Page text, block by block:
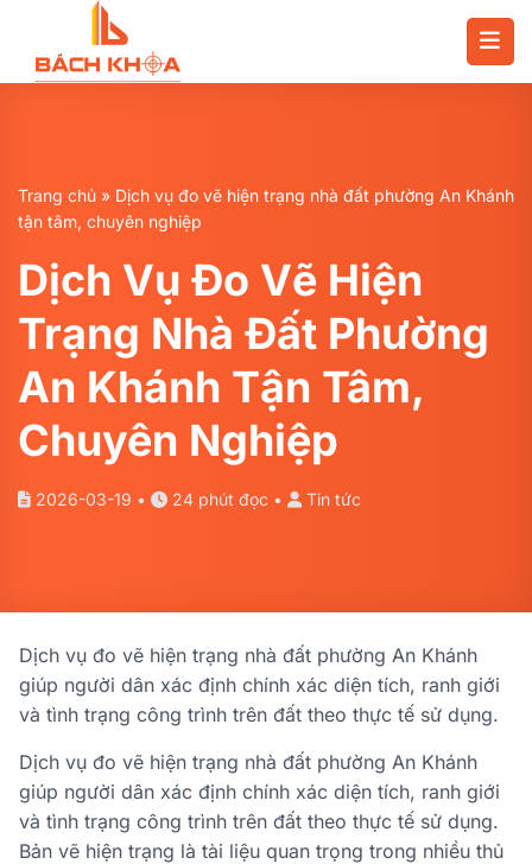
Trang chủ » Dịch vụ đo vẽ hiện trạng nhà đất phường An Khánh
tận tâm, chuyên nghiệp
Dịch Vụ Đo Vẽ Hiện
Trạng Nhà Đất Phường
An Khánh Tận Tâm,
Chuyên Nghiệp
2026-03-19 • 24 phút đọc • Tin tức
Dịch vụ đo vẽ hiện trạng nhà đất phường An Khánh
giúp người dân xác định chính xác diện tích, ranh giới
và tình trạng công trình trên đất theo thực tế sử dụng.
Dịch vụ đo vẽ hiện trạng nhà đất phường An Khánh
giúp người dân xác định chính xác diện tích, ranh giới
và tình trạng công trình trên đất theo thực tế sử dụng.
Bản vẽ hiện trạng là tài liệu quan trọng trong nhiều thủ